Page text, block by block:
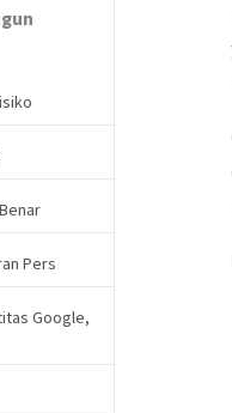
Pers
Google,